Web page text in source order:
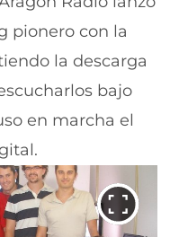
pionero con la
la descarga
bajo
en marcha el